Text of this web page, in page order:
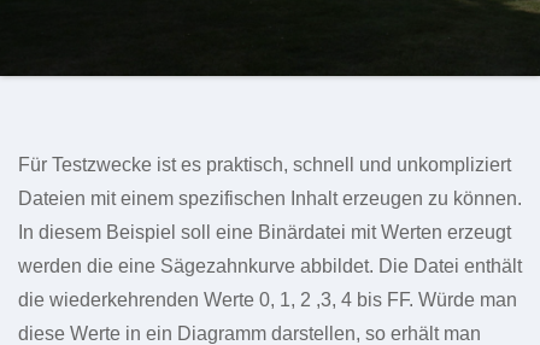
Für Testzwecke ist es praktisch, schnell und unkompliziert
Dateien mit einem spezifischen Inhalt erzeugen zu können.
In diesem Beispiel soll eine Binärdatei mit Werten erzeugt
werden die eine Sägezahnkurve abbildet. Die Datei enthält
die wiederkehrenden Werte 0, 1, 2 ,3, 4 bis FF. Würde man
diese Werte in ein Diagramm darstellen, so erhält man